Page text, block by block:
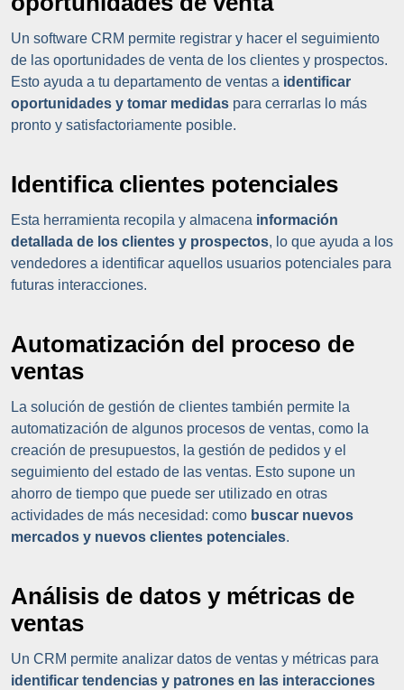
Un software CRM permite registrar y hacer el seguimiento
de las oportunidades de venta de los clientes y prospectos.
Esto ayuda a tu departamento de ventas a identificar
oportunidades y tomar medidas para cerrarlas lo más
pronto y satisfactoriamente posible.
Identifica clientes potenciales
Esta herramienta recopila y almacena información
detallada de los clientes y prospectos, lo que ayuda a los
vendedores a identificar aquellos usuarios potenciales para
futuras interacciones.
Automatización del proceso de
ventas
La solución de gestión de clientes también permite la
automatización de algunos procesos de ventas, como la
creación de presupuestos, la gestión de pedidos y el
seguimiento del estado de las ventas. Esto supone un
ahorro de tiempo que puede ser utilizado en otras
actividades de más necesidad: como buscar nuevos
mercados y nuevos clientes potenciales.
Análisis de datos y métricas de
ventas
Un CRM permite analizar datos de ventas y métricas para
identificar tendencias y patrones en las interacciones